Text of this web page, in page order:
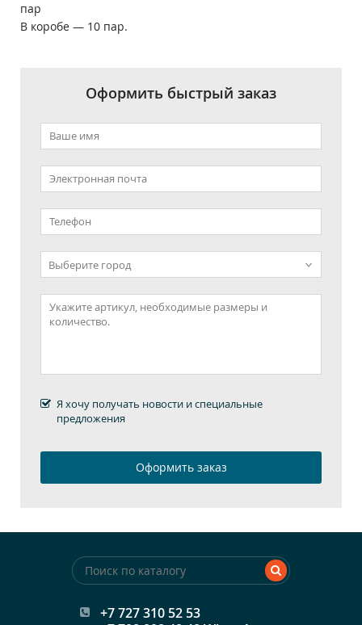
пар
В коробе ― 10 пар.
Оформить быстрый заказ
Я хочу получать новости и специальные
предложения
+7 727 310 52 53